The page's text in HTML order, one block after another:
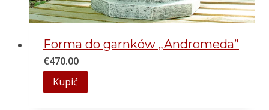
Forma do garnków „Andromeda”
€470.00
Kupić